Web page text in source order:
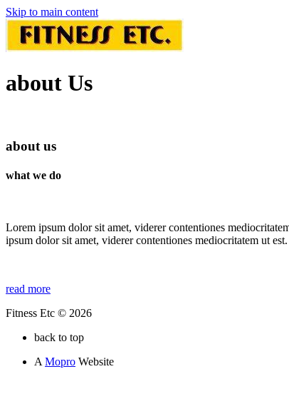
Skip to main content
about Us
about us
what we do
Lorem ipsum dolor sit amet, viderer contentiones
ipsum dolor sit amet, viderer contentiones mediocritatem ut
read more
Fitness Etc © 2026
back to top
A Mopro Website